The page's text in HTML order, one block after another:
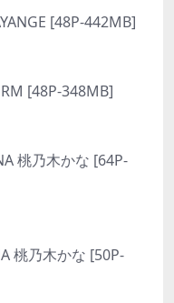
[48P-442MB]
[48P-348MB]
桃乃木かな [64P-
桃乃木かな [50P-